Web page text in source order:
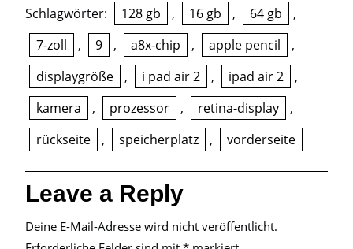
Schlagwörter: 128 gb , 16 gb , 64 gb
,
7-zoll
, 9 , a8x-chip , apple pencil
,
displaygröße
, i pad air 2 , ipad air 2
,
kamera
, prozessor , retina-display
,
rückseite
, speicherplatz , vorderseite
Leave a Reply
Deine E-Mail-Adresse wird nicht veröffentlicht.